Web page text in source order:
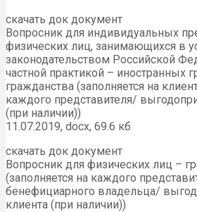
скачать док документ
Вопросник для индивидуальных
физических лиц, занимающихся в
законодательством Российской
частной практикой – иностранных
гражданства (заполняется на
каждого представителя/
(при наличии))
11.07.2019, docx, 69.6 кб
скачать док документ
Вопросник для физических лиц –
(заполняется на каждого
бенефициарного владельца/
клиента (при наличии))